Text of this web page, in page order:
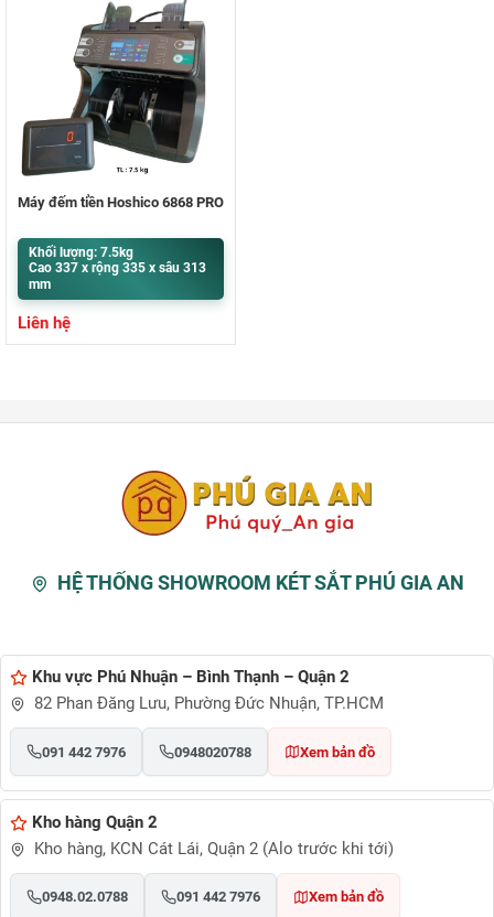
Máy đếm tiền Hoshico 6868 PRO
Khối lượng: 7.5kg
Cao 337 x rộng 335 x sâu 313
mm
Liên hệ
HỆ THỐNG SHOWROOM KÉT SẮT PHÚ GIA AN
Khu vực Phú Nhuận – Bình Thạnh – Quận 2
82 Phan Đăng Lưu, Phường Đức Nhuận, TP.HCM
091 442 7976 0948020788 Xem bản đồ
Kho hàng Quận 2
Kho hàng, KCN Cát Lái, Quận 2 (Alo trước khi tới)
0948.02.0788 091 442 7976 Xem bản đồ